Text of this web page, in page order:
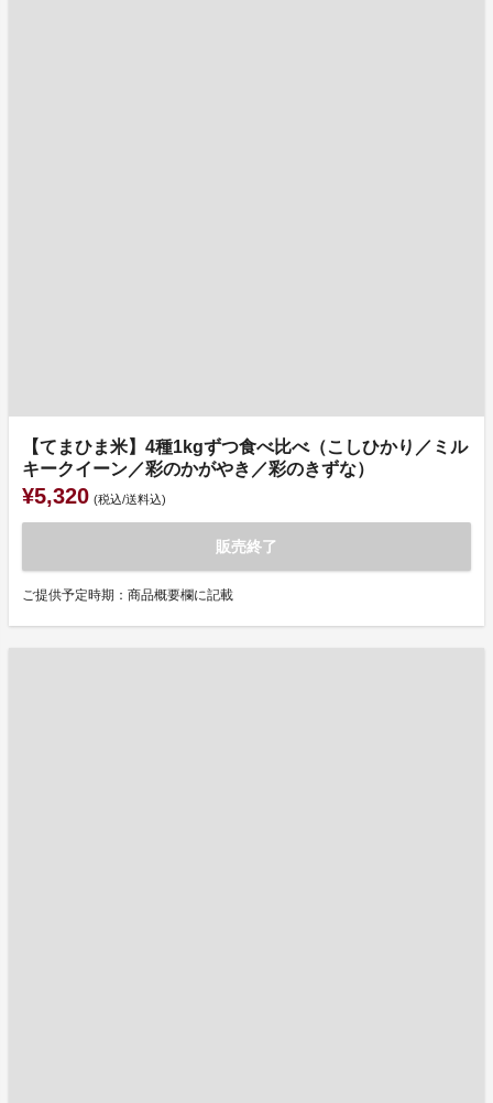
【てまひま米】4種1kgずつ食べ比べ（こしひかり／ミル
キークイーン／彩のかがやき／彩のきずな）
¥5,320 (税込/送料込)
販売終了
ご提供予定時期：商品概要欄に記載